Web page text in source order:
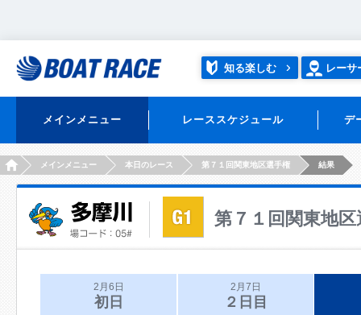
知る楽しむ レーサ
メインメニュー レーススケジュール デ
HOMEメインメニュー 本日のレース 第７１回関東地区選手権 結果
第７１回関東地区
2月6日
初日
2月7日
２日目